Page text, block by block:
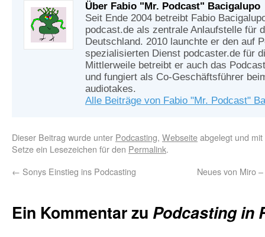
Über Fabio "Mr. Podcast" Bacigalupo
Seit Ende 2004 betreibt Fabio
podcast.de als zentrale Anlaufstelle für
Deutschland. 2010 launchte er den auf
spezialisierten Dienst podcaster.de für
Mittlerweile betreibt er auch das
und fungiert als Co-Geschäftsführer
audiotakes.
Alle Beiträge von Fabio "Mr. Podcast"
Dieser Beitrag wurde unter Podcasting, Webseiteabgelegt und mit
Setze ein Lesezeichen für den Permalink.
← Sonys Einstieg ins Podcasting Neues von Miro
Ein Kommentar zu Podcasting in